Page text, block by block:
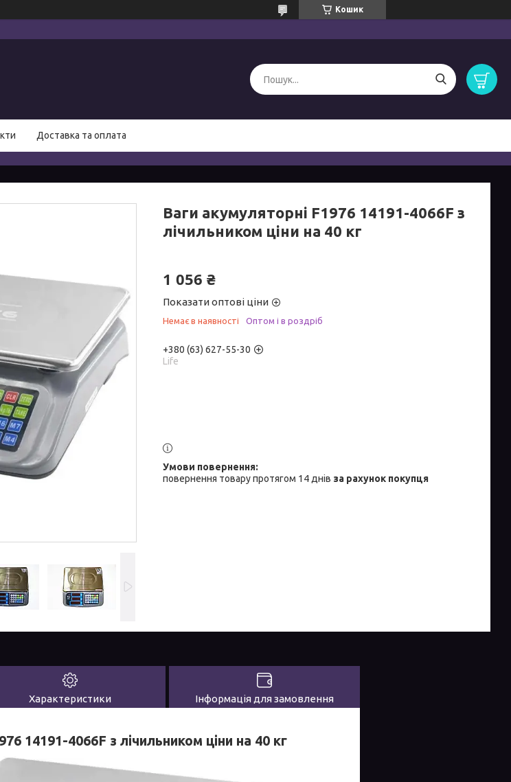
Кошик
Доставка та оплата
Ваги акумуляторні F1976 14191-4066F з
лічильником ціни на 40 кг
1 056 ₴
Показати оптові ціни
Немає в наявності Оптом і в роздріб
+380 (63) 627-55-30
Life
повернення товару протягом 14 днів за рахунок покупця
Характеристики Інформація для замовлення
14191-4066F з лічильником ціни на 40 кг